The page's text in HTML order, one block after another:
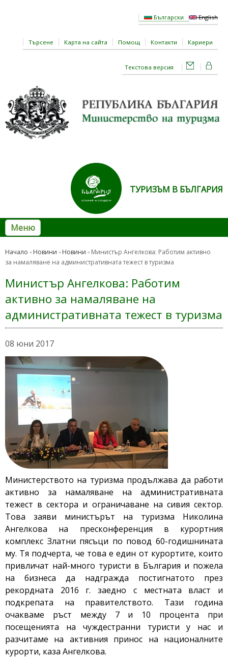
Български English
Търсене Карта на сайта Помощ Контакти Кариери
Текстова версия
ТУРИЗЪМ В БЪЛГАРИЯ
Меню
Начало Новини Новини
Министър Ангелкова: Работим активно
за намаляване на административната тежест в туризма
Министър Ангелкова: Работим
активно за намаляване на
административната тежест в туризма
08 юни 2017
Министерството на туризма продължава да работи
активно за намаляване на административната
тежест в сектора и ограничаване на сивия сектор.
Това заяви министърът на туризма Николина
Ангелкова на пресконференция в курортния
комплекс Златни пясъци по повод 60-годишнината
му. Тя подчерта, че това е един от курортите, които
привличат най-много туристи в България и пожела
на бизнеса да надгражда постигнатото през
рекордната 2016 г. заедно с местната власт и
подкрепата на правителството. Тази година
очакваме ръст между 7 и 10 процента при
посещенията на чуждестранни туристи у нас и
разчитаме на активния принос на националните
курорти, каза Ангелкова.